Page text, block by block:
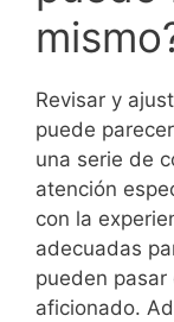
Revisar y
puede
una serie de
atención
con la
adecuadas
pueden
aficionado.